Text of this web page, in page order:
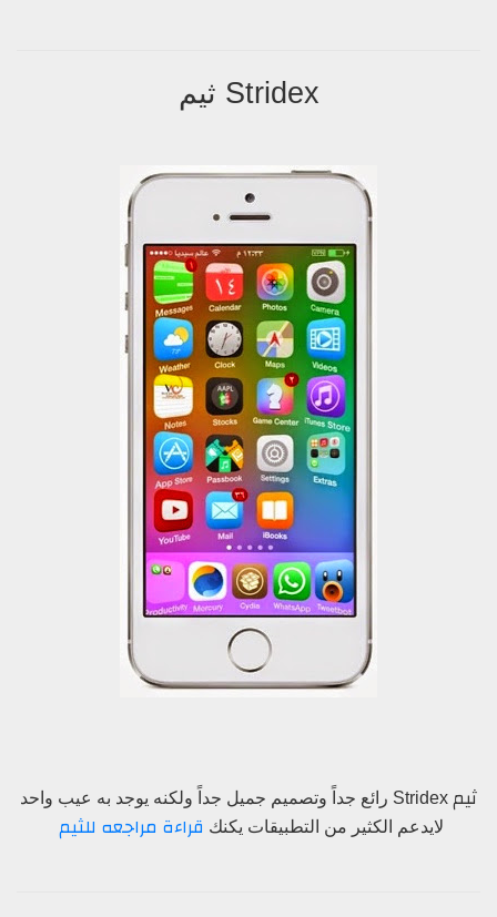
Stridex ثيم
ثيم Stridex رائع جداً وتصميم جميل جداً ولكنه يوجد به عيب واحد
لايدعم الكثير من التطبيقات يكنك قراءة مراجعه للثيم